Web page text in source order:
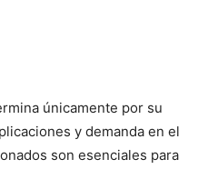
únicamente por su
y demanda en el
son esenciales para